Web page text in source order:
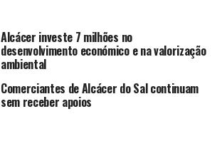
Alcácer investe 7 milhões no
desenvolvimento económico e na valorização
ambiental
Comerciantes de Alcácer do Sal continuam
sem receber apoios